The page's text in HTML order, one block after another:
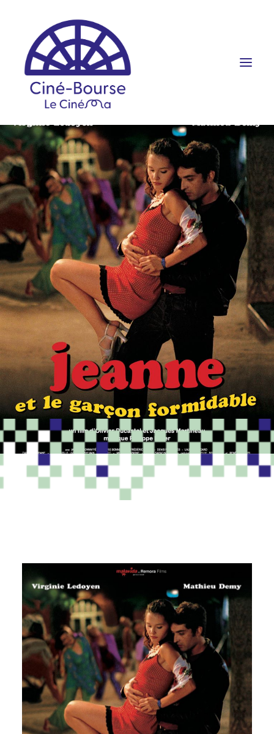
FILMS ET HORAIRES
ÉVÉNEMENTS
SCOLAIRES
PRATIQUE
RÉSERVATION
PROGRAMME